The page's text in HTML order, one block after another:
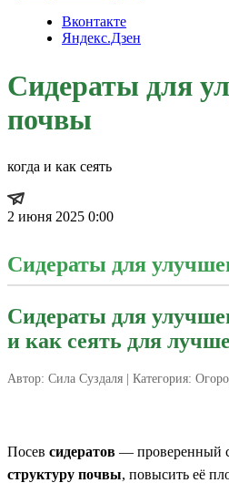
Вконтакте
Яндекс.Дзен
Сидераты для
почвы
когда и как сеять
2 июня 2025 0:00
Сидераты для
Сидераты для
и как сеять для
Автор: Сила Суздаля | Категория:
Посев сидератов — проверенный
структуру почвы, повысить её